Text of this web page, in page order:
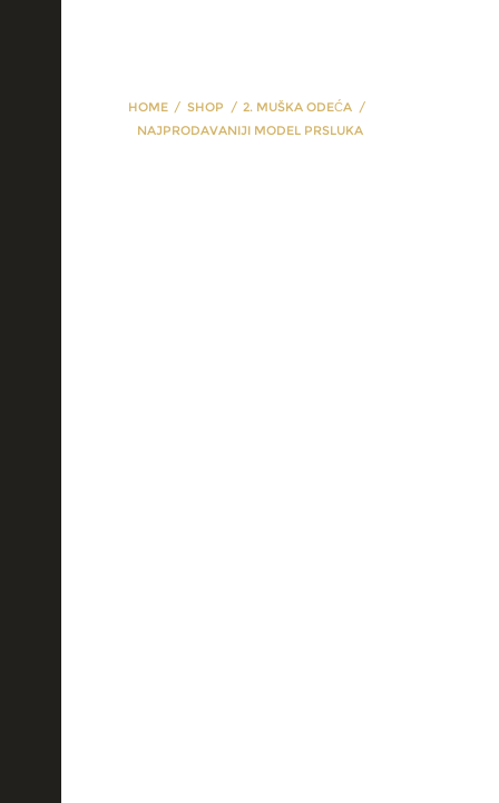
HOME SHOP
2. MUŠKA ODEĆA
NAJPRODAVANIJI MODEL PRSLUKA